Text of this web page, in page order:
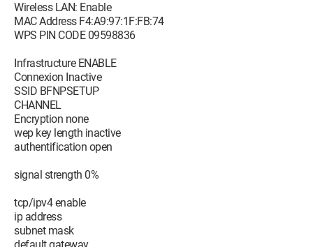
Wireless LAN: Enable
MAC Address F4:A9:97:1F:FB:74
WPS PIN CODE 09598836
Infrastructure ENABLE
Connexion Inactive
SSID BFNPSETUP
CHANNEL
Encryption none
wep key length inactive
authentification open
signal strength 0%
tcp/ipv4 enable
ip address
subnet mask